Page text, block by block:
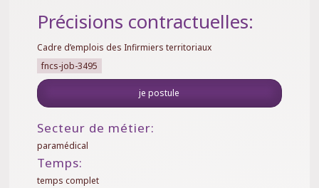
Précisions contractuelles:
Cadre d’emplois des Infirmiers territoriaux
fncs-job-3495
je postule
Secteur de métier:
paramédical
Temps:
temps complet